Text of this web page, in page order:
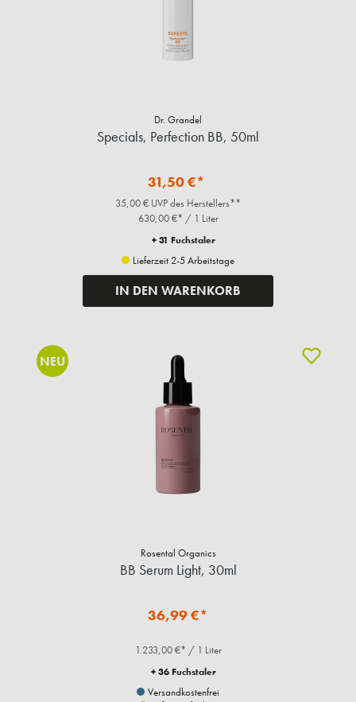
Dr. Grandel
Specials, Perfection BB, 50ml
31,50 €*
35,00 € UVP des Herstellers**
630,00 €* / 1 Liter
+ 31 Fuchstaler
Lieferzeit 2-5 Arbeitstage
IN DEN WARENKORB
NEU
Rosental Organics
BB Serum Light, 30ml
36,99 €*
1.233,00 €* / 1 Liter
+ 36 Fuchstaler
Versandkostenfrei